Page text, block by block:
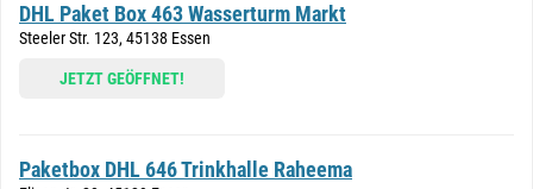
DHL Paket Box 463 Wasserturm Markt
Steeler Str. 123, 45138 Essen
JETZT GEÖFFNET!
Paketbox DHL 646 Trinkhalle Raheema